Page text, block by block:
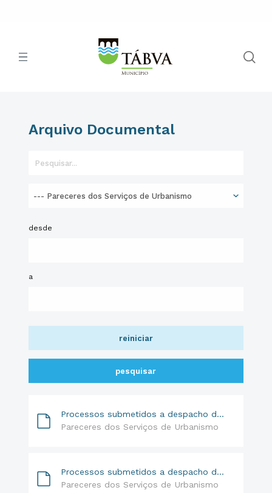
Arquivo Documental
desde
a
reiniciar
pesquisar
Processos submetidos a despacho do Sr. Vereador | 22.09.17 a 25.09.17
Pareceres dos Serviços de Urbanismo
Processos submetidos a despacho do Sr. Presidente da Câmara | 20.10.17 a 30.10.17
Pareceres dos Serviços de Urbanismo